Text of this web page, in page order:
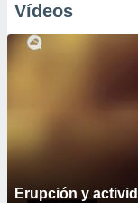
Vídeos
Erupción y